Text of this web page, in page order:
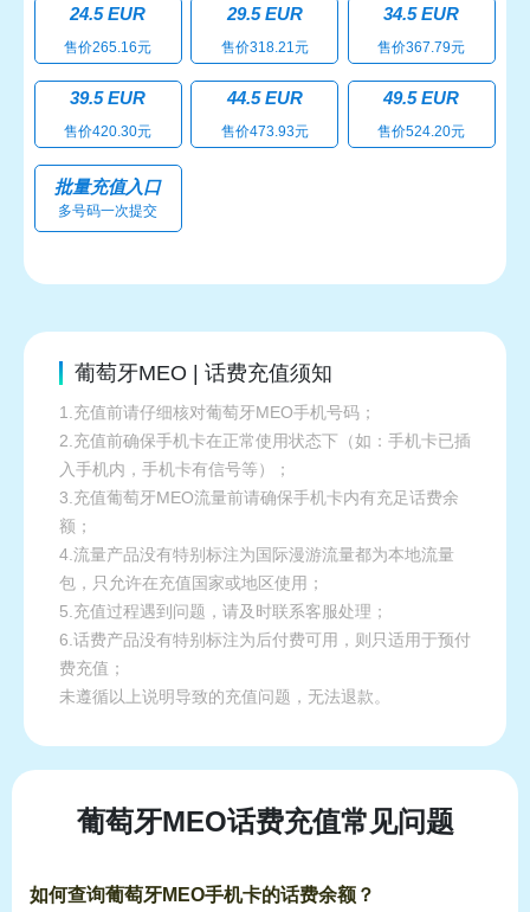
24.5 EUR
售价265.16元
29.5 EUR
售价318.21元
34.5 EUR
售价367.79元
39.5 EUR
售价420.30元
44.5 EUR
售价473.93元
49.5 EUR
售价524.20元
批量充值入口
多号码一次提交
葡萄牙MEO | 话费充值须知
1.充值前请仔细核对葡萄牙MEO手机号码；
2.充值前确保手机卡在正常使用状态下（如：手机卡已插
入手机内，手机卡有信号等）；
3.充值葡萄牙MEO流量前请确保手机卡内有充足话费余
额；
4.流量产品没有特别标注为国际漫游流量都为本地流量
包，只允许在充值国家或地区使用；
5.充值过程遇到问题，请及时联系客服处理；
6.话费产品没有特别标注为后付费可用，则只适用于预付
费充值；
未遵循以上说明导致的充值问题，无法退款。
葡萄牙MEO话费充值常见问题
如何查询葡萄牙MEO手机卡的话费余额？